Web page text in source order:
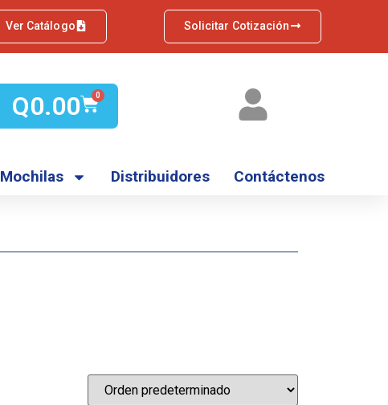
Ver Catálogo Solicitar Cotización
Q0.00 0
Mochilas Distribuidores Contáctenos